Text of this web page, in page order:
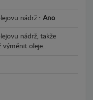
nádrž : Ano
nádrž, takže
oleje..